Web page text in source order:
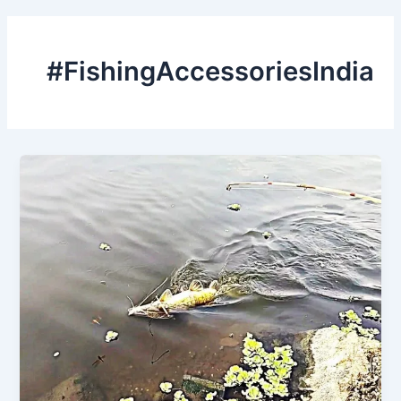
#FishingAccessoriesIndia